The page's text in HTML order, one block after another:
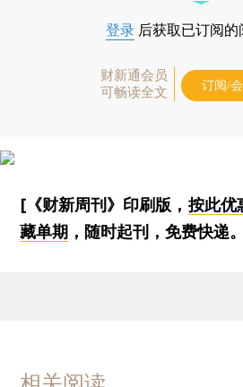
登录 后获取已订阅的
财新通会员
可畅读全文
订阅/
[《财新周刊》印刷版， 按此优
藏单期 ，随时起刊，免费快递